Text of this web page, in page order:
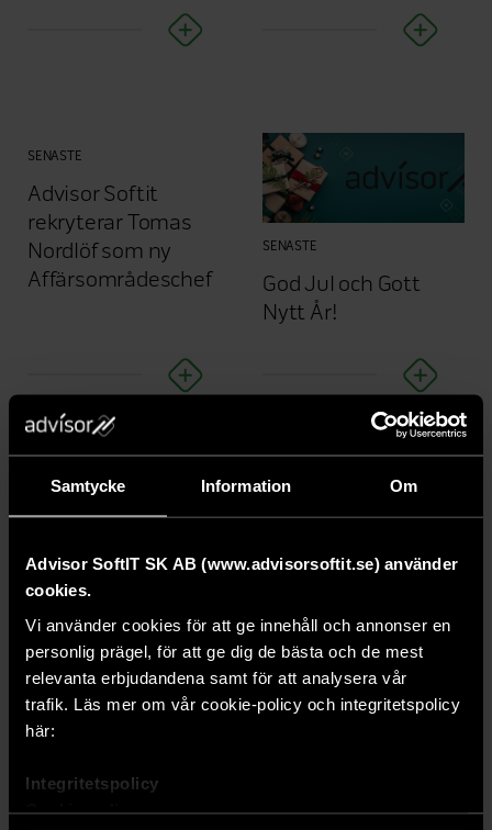
Samtycke Information Om
Advisor SoftIT SK AB (www.advisorsoftit.se) använder
cookies.
Vi använder cookies för att ge innehåll och annonser en
personlig prägel, för att ge dig de bästa och de mest
relevanta erbjudandena samt för att analysera vår
trafik. Läs mer om vår cookie-policy och integritetspolicy
här:
Integritetspolicy
Cookie-policy
SENASTE
Advisor Softit
rekryterar Tomas
Nordlöf som ny
Affärsområdeschef
SENASTE
God Jul och Gott
Nytt År!
SENASTE
Fler advokater och
jurister väljer
SENASTE
Advokatsystem i
molnet eller på egna